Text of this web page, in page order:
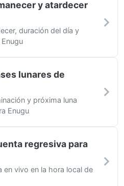
y atardecer
duración del día y
lunares de
y próxima luna
Enugu
regresiva para
en vivo en la hora local de